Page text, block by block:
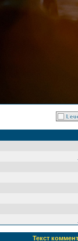
Текст